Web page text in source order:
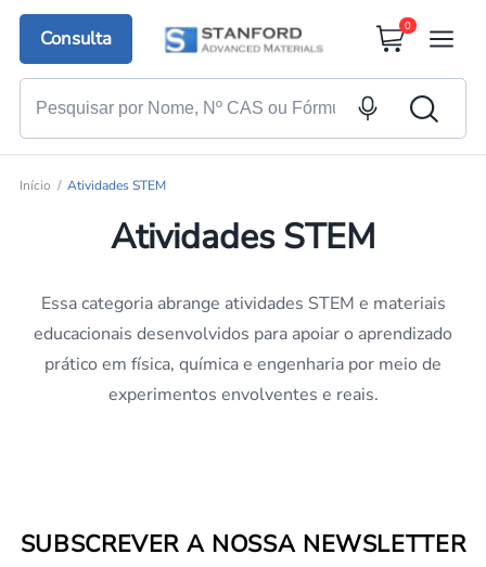
Consulta
0
Início Atividades STEM
Atividades STEM
Essa categoria abrange atividades STEM e materiais
educacionais desenvolvidos para apoiar o aprendizado
prático em física, química e engenharia por meio de
experimentos envolventes e reais.
SUBSCREVER A NOSSA NEWSLETTER